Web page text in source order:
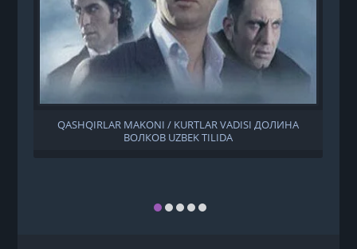
QASHQIRLAR MAKONI / KURTLAR VADISI ДОЛИНА
ВОЛКОВ UZBEK TILIDA